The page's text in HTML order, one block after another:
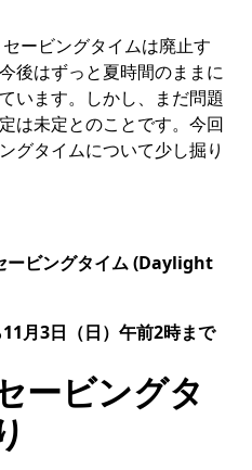
ービングタイムは廃止す
後はずっと夏時間のままに
います。しかし、まだ問題
は未定とのことです。今回
グタイムについて少し掘り
ービングタイム (Daylight
月3日（日）午前2時まで
ービングタ